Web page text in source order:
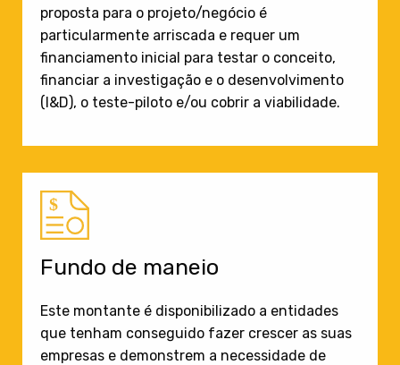
proposta para o projeto/negócio é
particularmente arriscada e requer um
financiamento inicial para testar o conceito,
financiar a investigação e o desenvolvimento
(I&D), o teste-piloto e/ou cobrir a viabilidade.
Fundo de maneio
Este montante é disponibilizado a entidades
que tenham conseguido fazer crescer as suas
empresas e demonstrem a necessidade de